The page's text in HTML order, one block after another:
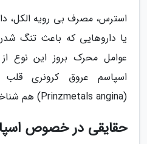
استرس، مصرف بی رویه الکل،
یا داروهایی که باعث تنگ
عوامل محرک بروز این نوع
اسپاسم عروق کرونری قلب
(Prinzmetals angina) هم شناخته می شود.
حقایقی در خصوص